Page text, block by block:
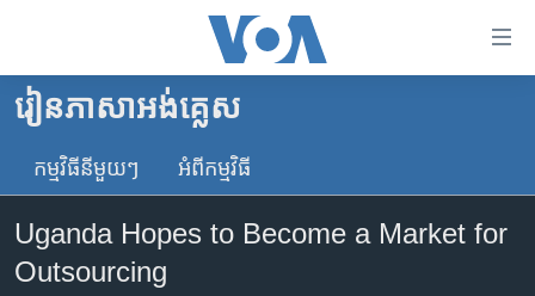
គេហទំព័រ​
ទាក់ទង
និង​
ចូល​
ទំព័រ​
កម្ពុជា
អន្តរជាតិ
ចិន
រៀន​ភាសា​អង់គ្លេស
កម្មវិធី​នីមួយៗ អំពី​កម្មវិធី​
Uganda Hopes to Become a Market for
Outsourcing